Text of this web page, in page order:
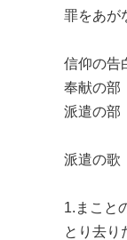
罪をあが
信仰の
奉献の部
派遣の部
派遣の歌
1.まこと
とり去